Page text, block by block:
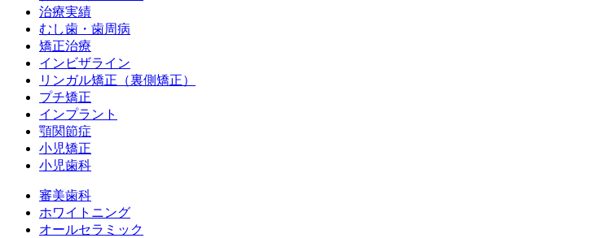
治療実績
むし歯・歯周病
矯正治療
インビザライン
リンガル矯正（裏側矯正）
プチ矯正
インプラント
顎関節症
小児矯正
小児歯科
審美歯科
ホワイトニング
オールセラミック